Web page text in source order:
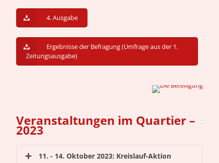
4. Ausgabe
Ergebnisse der Befragung (Umfrage aus der 1.
Zeitungsausgabe)
Veranstaltungen im Quartier –
2023
11. - 14. Oktober 2023: Kreislauf-Aktion